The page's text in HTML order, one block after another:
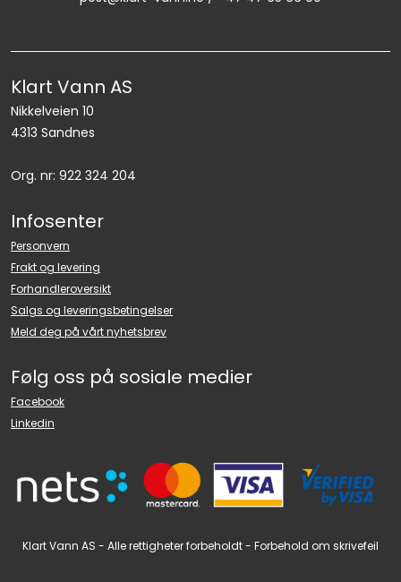
Klart Vann AS
Nikkelveien 10
4313 Sandnes
Org. nr: 922 324 204
Infosenter
Personvern
Frakt og levering
Forhandleroversikt
Salgs og leveringsbetingelser
Meld deg på vårt nyhetsbrev
Følg oss på sosiale medier
Facebook
Linkedin
Klart Vann AS - Alle rettigheter forbeholdt - Forbehold om skrivefeil